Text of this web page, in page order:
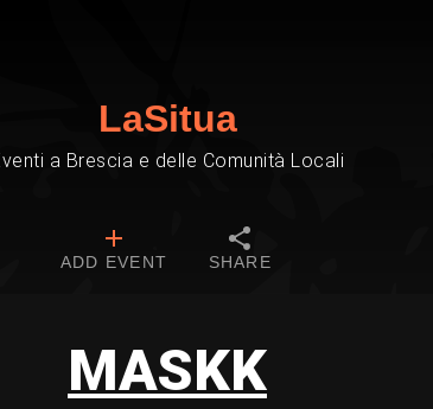
LaSitua
a Brescia e delle Comunità Locali
ADD EVENT SHARE
MASKK